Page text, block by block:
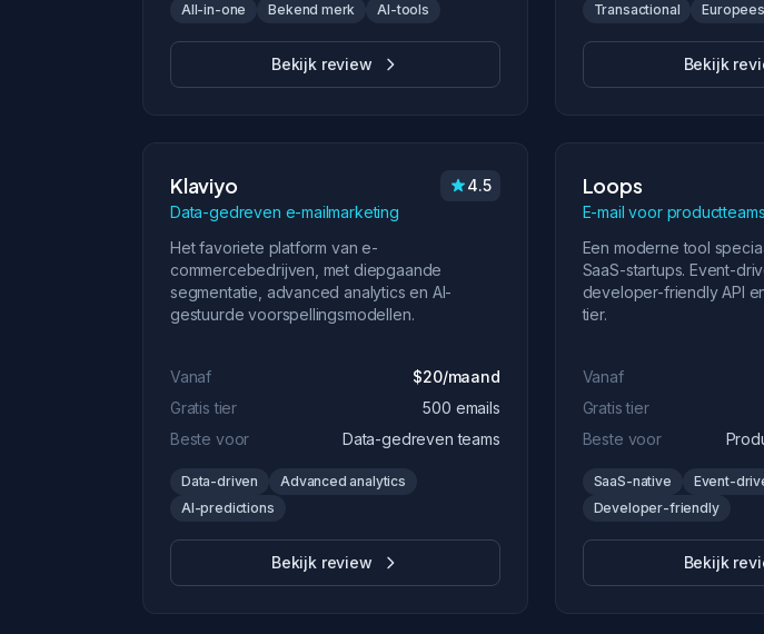
All-in-one Bekend merk AI-tools
Bekijk review
Transactional Europees
Bekijk
Klaviyo
Data-gedreven e-mailmarketing
4.5
Het favoriete platform van e-
commercebedrijven, met diepgaande
segmentatie, advanced analytics en AI-
gestuurde voorspellingsmodellen.
Vanaf
$20/maand
Gratis tier
500 emails
Beste voor
Data-gedreven teams
Data-driven
Advanced analytics
AI-predictions
Bekijk review
Loops
E-mail voor productteams
Een moderne tool
SaaS-startups. Event-
developer-friendly API
tier.
Vanaf
Gratis tier
Beste voor
SaaS-native
Event-
Developer-friendly
Bekijk